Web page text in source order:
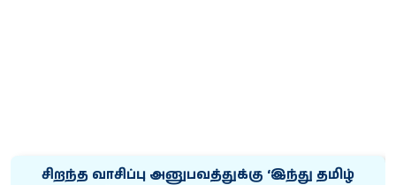
சிறந்த வாசிப்பு அனுபவத்துக்கு ‘இந்து தமிழ்